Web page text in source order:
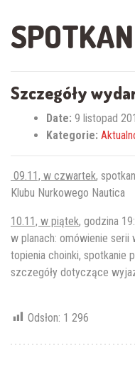
Szczegóły
Date: 9 listopad
Kategorie:
09.11, w czwartek,
Klubu Nurkowego Nautica
10.11, w piątek, godzina
w planach: omówienie serii
topienia choinki, spotkanie
szczegóły dotyczące
Odsłon: 1 296